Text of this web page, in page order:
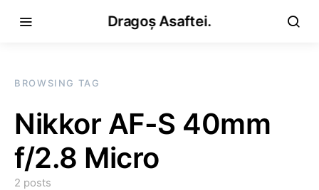
Dragoș Asaftei.
BROWSING TAG
Nikkor AF-S 40mm
f/2.8 Micro
2 posts